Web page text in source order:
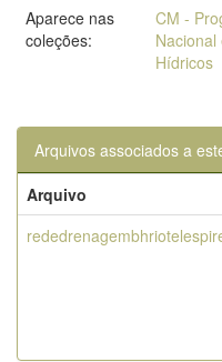
Aparece nas
coleções:
CM -
Hídricos
Arquivos associados a
Arquivo